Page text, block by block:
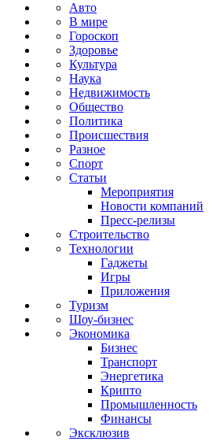
Авто
В мире
Гороскоп
Здоровье
Культура
Наука
Недвижимость
Общество
Политика
Происшествия
Разное
Спорт
Статьи
Мероприятия
Новости компаний
Пресс-релизы
Строительство
Технологии
Гаджеты
Игры
Приложения
Туризм
Шоу-бизнес
Экономика
Бизнес
Транспорт
Энергетика
Крипто
Промышленность
Финансы
Эксклюзив